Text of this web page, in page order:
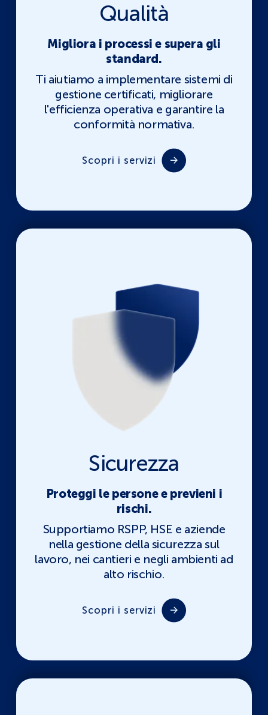
Qualità
Migliora i processi e supera gli
standard.
Ti aiutiamo a implementare sistemi di
gestione certificati, migliorare
l'efficienza operativa e garantire la
conformità normativa.
Scopri i servizi
Sicurezza
Proteggi le persone e previeni i
rischi.
Supportiamo RSPP, HSE e aziende
nella gestione della sicurezza sul
lavoro, nei cantieri e negli ambienti ad
alto rischio.
Scopri i servizi